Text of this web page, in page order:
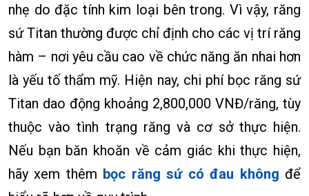
nhẹ do đặc tính kim loại bên trong. Vì vậy, răng
sứ Titan thường được chỉ định cho các vị trí răng
hàm – nơi yêu cầu cao về chức năng ăn nhai hơn
là yếu tố thẩm mỹ. Hiện nay, chi phí bọc răng sứ
Titan dao động khoảng 2,800,000 VNĐ/răng, tùy
thuộc vào tình trạng răng và cơ sở thực hiện.
Nếu bạn băn khoăn về cảm giác khi thực hiện,
hãy xem thêm bọc răng sứ có đau không để